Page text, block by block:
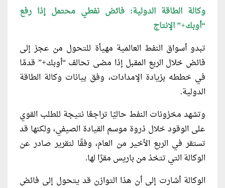
وكالة الطاقة الدولية: فائض نفطي محتمل إذا رفع
“أوبك+” الإنتاج
تبدو أسواق النفط العالمية مهيأة للتحول من عجز إلى
فائض خلال الربع المقبل إذا مضى تحالف “أوبك+” قدمًا
في خططه بزيادة الإمدادات، وفق بيانات وكالة الطاقة
الدولية.
وتشهد مخزونات النفط حاليًا تراجعًا نتيجة للطلب القوي
على الوقود خلال ذروة موسم القيادة الصيفي، ولكنها قد
تستقر في الربع الأخير من العام، وفقًا لتقرير صادر عن
الوكالة التي تتخذ من باريس مقرًا لها.
الوكالة أشارت إلى أن هذا التوازن قد يتحول إلى فائض